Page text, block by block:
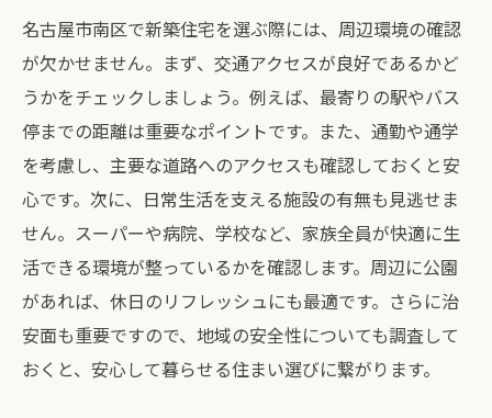
名古屋市南区で新築住宅を選ぶ際には、周辺環境の確認
が欠かせません。まず、交通アクセスが良好であるかど
うかをチェックしましょう。例えば、最寄りの駅やバス
停までの距離は重要なポイントです。また、通勤や通学
を考慮し、主要な道路へのアクセスも確認しておくと安
心です。次に、日常生活を支える施設の有無も見逃せま
せん。スーパーや病院、学校など、家族全員が快適に生
活できる環境が整っているかを確認します。周辺に公園
があれば、休日のリフレッシュにも最適です。さらに治
安面も重要ですので、地域の安全性についても調査して
おくと、安心して暮らせる住まい選びに繋がります。